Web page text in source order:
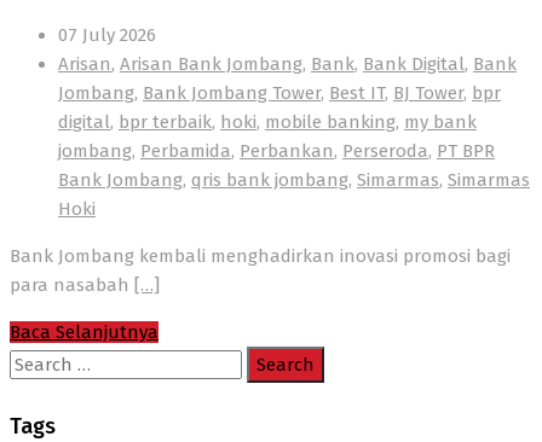
07 July 2026
Arisan, Arisan Bank Jombang, Bank, Bank Digital, Bank
Jombang, Bank Jombang Tower, Best IT, BJ Tower, bpr
digital, bpr terbaik, hoki, mobile banking, my bank
jombang, Perbamida, Perbankan, Perseroda, PT BPR
Bank Jombang, qris bank jombang, Simarmas, Simarmas
Hoki
Bank Jombang kembali menghadirkan inovasi promosi bagi
para nasabah
[…]
Baca Selanjutnya
Search
Tags